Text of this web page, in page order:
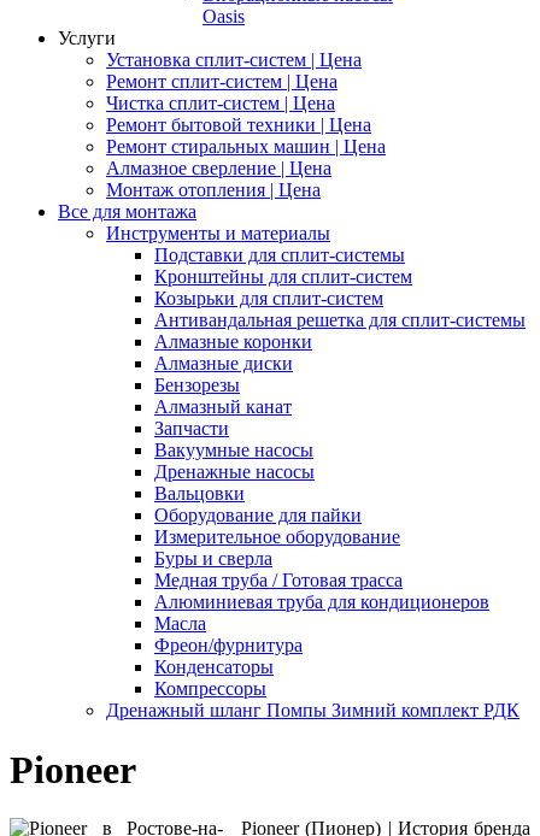
Oasis
Услуги
Установка сплит-систем | Цена
Ремонт сплит-систем | Цена
Чистка сплит-систем | Цена
Ремонт бытовой техники | Цена
Ремонт стиральных машин | Цена
Алмазное сверление | Цена
Монтаж отопления | Цена
Все для монтажа
Инструменты и материалы
Подставки для сплит-системы
Кронштейны для сплит-систем
Козырьки для сплит-систем
Антивандальная решетка для сплит-системы
Алмазные коронки
Алмазные диски
Бензорезы
Алмазный канат
Запчасти
Вакуумные насосы
Дренажные насосы
Вальцовки
Оборудование для пайки
Измерительное оборудование
Буры и сверла
Медная труба / Готовая трасса
Алюминиевая труба для кондиционеров
Масла
Фреон/фурнитура
Конденсаторы
Компрессоры
Дренажный шланг Помпы Зимний комплект РДК
Pioneer
Pioneer (Пионер) | История бренда